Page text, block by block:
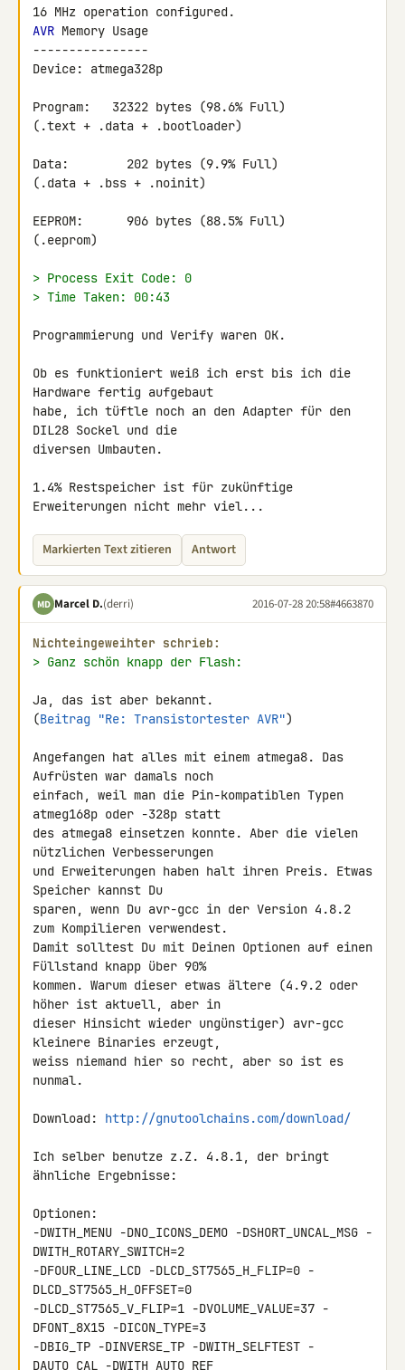
AVR Memory Usage
----------------
Device: atmega328p
Program:   32322 bytes (98.6% Full)
(.text + .data + .bootloader)
Data:        202 bytes (9.9% Full)
(.data + .bss + .noinit)
EEPROM:      906 bytes (88.5% Full)
(.eeprom)
> Process Exit Code: 0
> Time Taken: 00:43
Programmierung und Verify waren OK.
Ob es funktioniert weiß ich erst bis ich die
Hardware fertig aufgebaut
habe, ich tüftle noch an den Adapter für den
DIL28 Sockel und die
diversen Umbauten.
1.4% Restspeicher ist für zukünftige
Erweiterungen nicht mehr viel...
Markierten Text zitieren Antwort
MD Marcel D.(derri) 2016-07-28 20:58#4663870
Nichteingeweihter schrieb:
> Ganz schön knapp der Flash:
Ja, das ist aber bekannt.
(Beitrag "Re: Transistortester AVR")
Angefangen hat alles mit einem atmega8. Das
Aufrüsten war damals noch
einfach, weil man die Pin-kompatiblen Typen
atmeg168p oder -328p statt
des atmega8 einsetzen konnte. Aber die vielen
nützlichen Verbesserungen
und Erweiterungen haben halt ihren Preis. Etwas
Speicher kannst Du
sparen, wenn Du avr-gcc in der Version 4.8.2
zum Kompilieren verwendest.
Damit solltest Du mit Deinen Optionen auf einen
Füllstand knapp über 90%
kommen. Warum dieser etwas ältere (4.9.2 oder
höher ist aktuell, aber in
dieser Hinsicht wieder ungünstiger) avr-gcc
kleinere Binaries erzeugt,
weiss niemand hier so recht, aber so ist es
nunmal.
Download: http://gnutoolchains.com/download/
Ich selber benutze z.Z. 4.8.1, der bringt
ähnliche Ergebnisse:
Optionen:
-DWITH_MENU -DNO_ICONS_DEMO -DSHORT_UNCAL_MSG -
DWITH_ROTARY_SWITCH=2
-DFOUR_LINE_LCD -DLCD_ST7565_H_FLIP=0 -
DLCD_ST7565_H_OFFSET=0
-DLCD_ST7565_V_FLIP=1 -DVOLUME_VALUE=37 -
DFONT_8X15 -DICON_TYPE=3
-DBIG_TP -DINVERSE_TP -DWITH_SELFTEST -
DAUTO_CAL -DWITH_AUTO_REF